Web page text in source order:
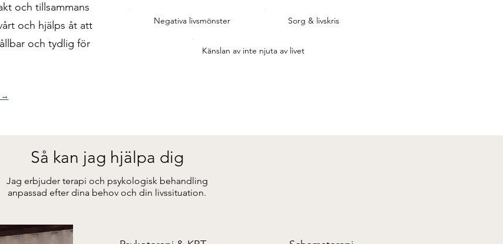
och tillsammans
och hjälps åt att
och tydlig för
Negativa livsmönster Sorg & livskris
Känslan av inte njuta av livet
→
Så kan jag hjälpa dig
Jag erbjuder terapi och psykologisk behandling
anpassad efter dina behov och din livssituation.